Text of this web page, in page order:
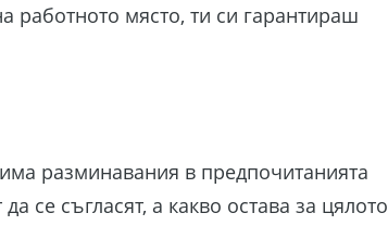
работното място, ти си гарантираш
разминавания в предпочитанията
се съгласят, а какво остава за цялото